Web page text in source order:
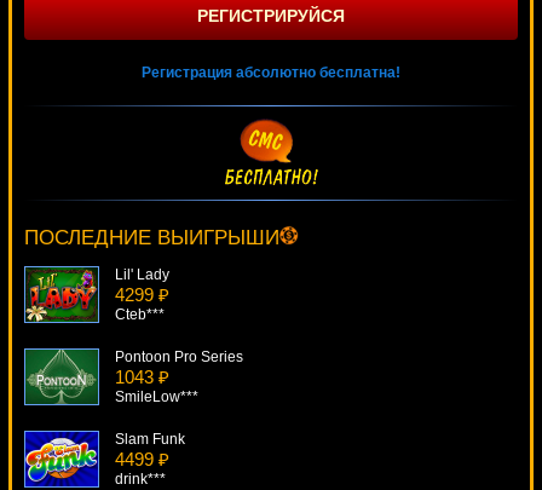
РЕГИСТРИРУЙСЯ
Регистрация абсолютно бесплатна!
ПОСЛЕДНИЕ ВЫИГРЫШИ
tank***
Lil' Lady
4299 ₽
Cteb***
Pontoon Pro Series
1043 ₽
SmileLow***
Slam Funk
4499 ₽
drink***